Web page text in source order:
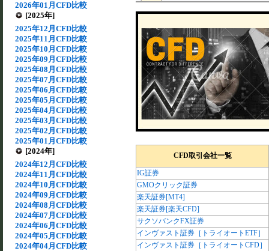
2026年01月CFD比較
[2025年]
2025年12月CFD比較
2025年11月CFD比較
2025年10月CFD比較
2025年09月CFD比較
2025年08月CFD比較
2025年07月CFD比較
2025年06月CFD比較
2025年05月CFD比較
2025年04月CFD比較
2025年03月CFD比較
2025年02月CFD比較
2025年01月CFD比較
[2024年]
2024年12月CFD比較
2024年11月CFD比較
2024年10月CFD比較
2024年09月CFD比較
2024年08月CFD比較
2024年07月CFD比較
2024年06月CFD比較
2024年05月CFD比較
2024年04月CFD比較
CFD取引会社一覧
IG証券
GMOクリック証券
楽天証券[MT4]
楽天証券[楽天CFD]
サクソバンクFX証券
インヴァスト証券［トライオートETF］
インヴァスト証券［トライオートCFD］